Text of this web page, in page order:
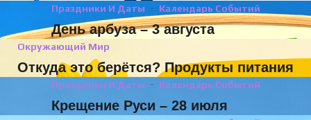
Праздники И Даты Календарь Событий
День арбуза – 3 августа
Окружающий Мир
Откуда это берётся? Продукты питания
Праздники И Даты Календарь Событий
Крещение Руси – 28 июля